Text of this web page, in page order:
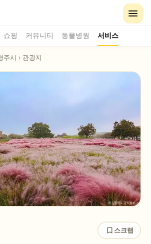
쇼핑 커뮤니티 동물병원 서비스
주시 › 관광지
스크랩